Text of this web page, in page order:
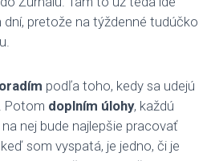
pretože na týždenné tudúčko
podľa toho, kedy sa udejú
Potom doplním úlohy, každú
nej bude najlepšie pracovať
som vyspatá, je jedno, či je